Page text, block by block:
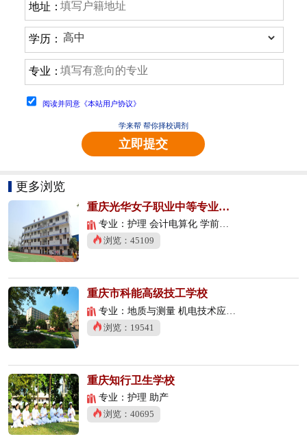
地址：
学历：
专业：
阅读并同意《本站用户协议》
学来帮 帮你择校调剂
立即提交
更多浏览
重庆光华女子职业中等专业学校
专业：护理 会计电算化 学前教育
浏览：45109
重庆市科能高级技工学校
专业：地质与测量 机电技术应用 数控技术应用
浏览：19541
重庆知行卫生学校
专业：护理 助产
浏览：40695